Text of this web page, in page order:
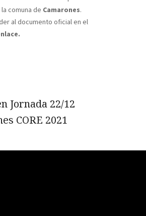
comuna de Camarones.
al documento oficial en el
Jornada 22/12
CORE 2021